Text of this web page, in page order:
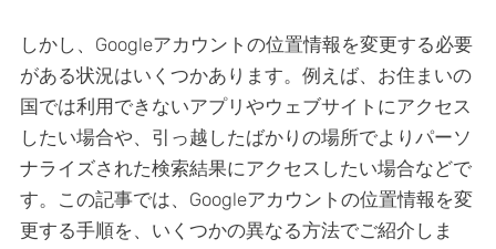
しかし、Googleアカウントの位置情報を変更する必要
がある状況はいくつかあります。例えば、お住まいの
国では利用できないアプリやウェブサイトにアクセス
したい場合や、引っ越したばかりの場所でよりパーソ
ナライズされた検索結果にアクセスしたい場合などで
す。この記事では、Googleアカウントの位置情報を変
更する手順を、いくつかの異なる方法でご紹介しま